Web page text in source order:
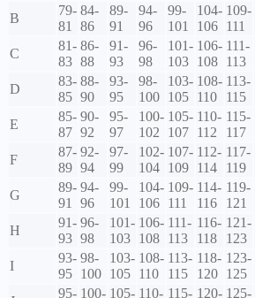
B
79-
81
84-
86
89-
91
94-
96
99-
101
104-
106
109-
111
C
81-
83
86-
88
91-
93
96-
98
101-
103
106-
108
111-
113
D
83-
85
88-
90
93-
95
98-
100
103-
105
108-
110
113-
115
E
85-
87
90-
92
95-
97
100-
102
105-
107
110-
112
115-
117
F
87-
89
92-
94
97-
99
102-
104
107-
109
112-
114
117-
119
G
89-
91
94-
96
99-
101
104-
106
109-
111
114-
116
119-
121
H
91-
93
96-
98
101-
103
106-
108
111-
113
116-
118
121-
123
I
93-
95
98-
100
103-
105
108-
110
113-
115
118-
120
123-
125
95- 100- 105- 110- 115- 120- 125-